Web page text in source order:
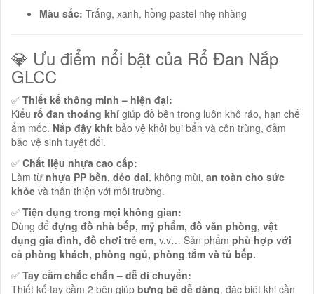
Màu sắc: Trắng, xanh, hồng pastel nhẹ nhàng
💎 Ưu điểm nổi bật của Rổ Đan Nắp
GLCC
✅ Thiết kế thông minh – hiện đại:
Kiểu rổ đan thoáng khí giúp đồ bên trong luôn khô ráo, hạn chế
ẩm mốc. Nắp đậy khít bảo vệ khỏi bụi bẩn và côn trùng, đảm
bảo vệ sinh tuyệt đối.
✅ Chất liệu nhựa cao cấp:
Làm từ nhựa PP bền, dẻo dai, không mùi, an toàn cho sức
khỏe và thân thiện với môi trường.
✅ Tiện dụng trong mọi không gian:
Dùng để đựng đồ nhà bếp, mỹ phẩm, đồ văn phòng, vật
dụng gia đình, đồ chơi trẻ em, v.v… Sản phẩm phù hợp với
cả phòng khách, phòng ngủ, phòng tắm và tủ bếp.
✅ Tay cầm chắc chắn – dễ di chuyển:
Thiết kế tay cầm 2 bên giúp bưng bê dễ dàng, đặc biệt khi cần